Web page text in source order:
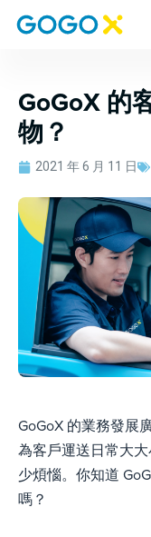
GoGoX 的
物？
2021 年 6 月 11 日
GoGoX 的業務發展
為客戶運送日常大
少煩惱。你知道
嗎？